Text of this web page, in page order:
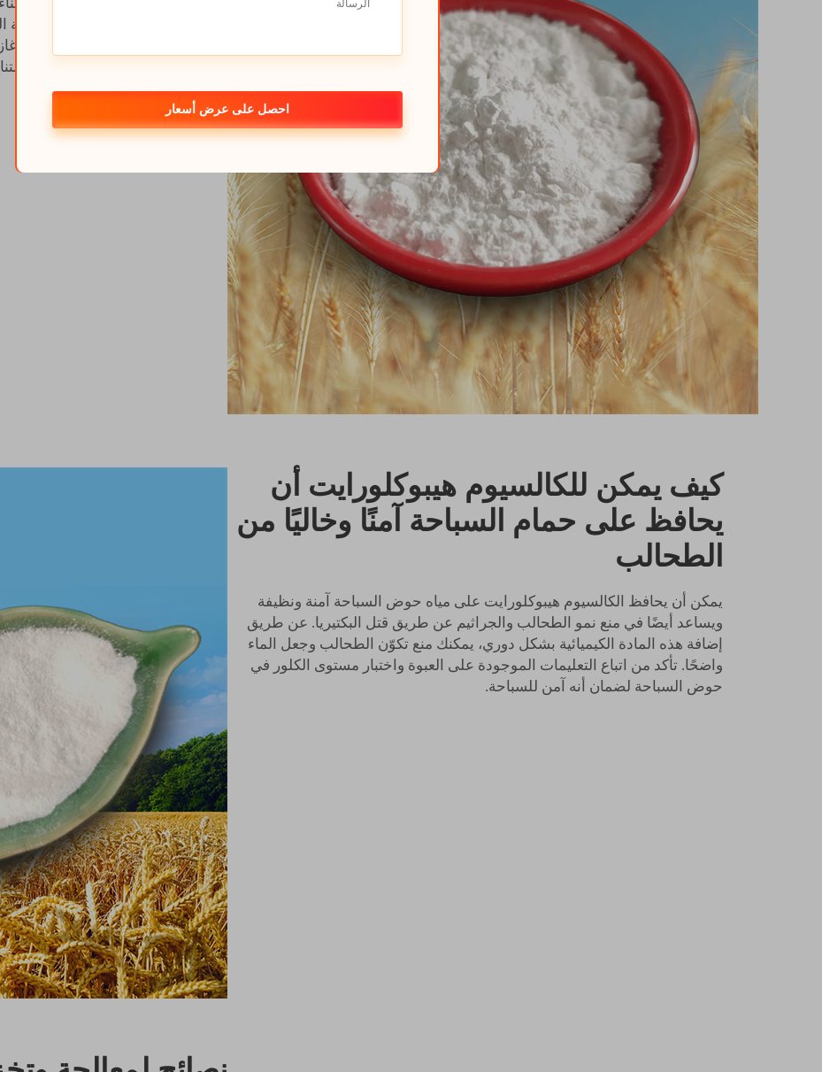
ودخولها في العين. لا تقم أبدًا
أخرى، لأن ذلك قد يؤدي إلى إطلاق
مكان بارد وجاف ومظلم وبعيد عن
كيف يمكن للكالسيوم هيبوكلورايت أن
يحافظ على حمام السباحة آمنًا وخاليًا من
الطحالب
يمكن أن يحافظ الكالسيوم هيبوكلورايت على مياه حوض السباحة آمنة ونظيفة
ويساعد أيضًا في منع نمو الطحالب والجراثيم عن طريق قتل البكتيريا. عن طريق
إضافة هذه المادة الكيميائية بشكل دوري، يمكنك منع تكوّن الطحالب وجعل الماء
واضحًا. تأكد من اتباع التعليمات الموجودة على العبوة واختبار مستوى الكلور في
حوض السباحة لضمان أنه آمن للسباحة.
احصل على عرض أسعار